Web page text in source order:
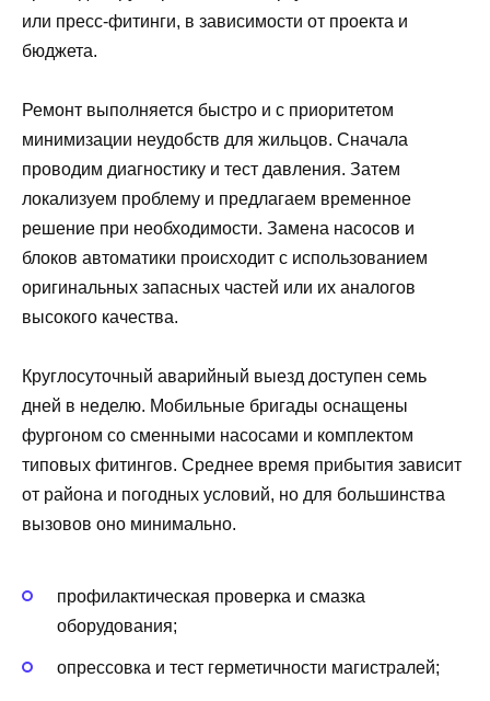
или пресс-фитинги, в зависимости от проекта и
бюджета.
Ремонт выполняется быстро и с приоритетом
минимизации неудобств для жильцов. Сначала
проводим диагностику и тест давления. Затем
локализуем проблему и предлагаем временное
решение при необходимости. Замена насосов и
блоков автоматики происходит с использованием
оригинальных запасных частей или их аналогов
высокого качества.
Круглосуточный аварийный выезд доступен семь
дней в неделю. Мобильные бригады оснащены
фургоном со сменными насосами и комплектом
типовых фитингов. Среднее время прибытия зависит
от района и погодных условий, но для большинства
вызовов оно минимально.
профилактическая проверка и смазка
оборудования;
опрессовка и тест герметичности магистралей;